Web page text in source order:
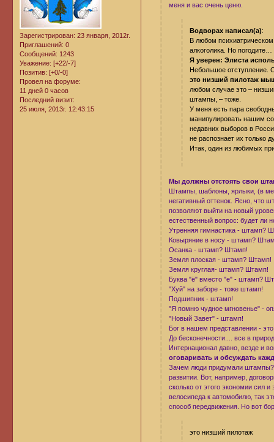
Зарегистрирован: 23 января, 2012г.
Приглашений: 0
Сообщений: 1243
Уважение: [+22/-7]
Позитив: [+0/-0]
Провел на форуме:
11 дней 0 часов
Последний визит:
25 июля, 2013г. 12:43:15
меня и вас очень ценю.
Водворах написал(а):
В любом
алкоголика. Но
Я уверен: Элиста
Небольшое отступление.
это низший пилотаж
любом случае это –
штампы, – тоже.
У меня есть пара
манипулировать нашим
недавних выборов в
не распознает их только
Итак, один из любимых
Мы должны отстоять свои
Штампы, шаблоны, ярлыки, (в
негативный оттенок. Ясно, что
позволяют выйти на новый
естественный вопрос: будет ли
Утренняя гимнастика - штамп?
Ковыряние в носу - штамп?
Осанка - штамп? Штамп!
Земля плоская - штамп? Штамп!
Земля круглая- штамп? Штамп!
Буква "ё" вместо "е" - штамп?
"Хуй" на заборе - тоже штамп!
Подшипник - штамп!
"Я помню чудное мгновенье" -
"Новый Завет" - штамп!
Бог в нашем представлении -
До бесконечности.... все в
Интернационал давно, везде и
оговаривать и обсуждать
Зачем люди придумали штампы?
развитии. Вот, например,
сколько от этого экономии сил
велосипеда к автомобилю, так
способ передвижения. Но вот
это низший пилотаж